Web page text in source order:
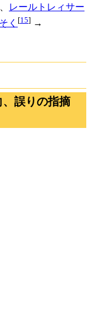
レールトレィサー
く [15] →
誤りの指摘